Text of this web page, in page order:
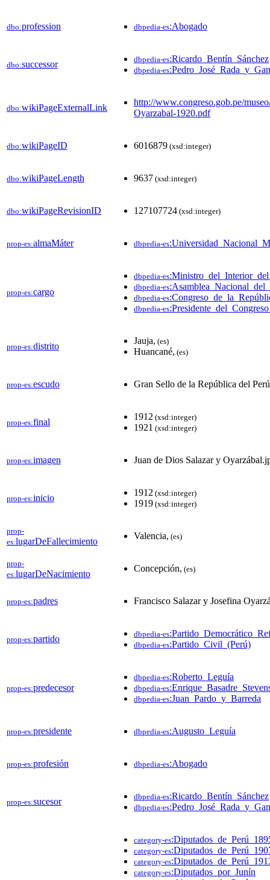
dbo:profession dbpedia-es:Abogado
dbo:successor dbpedia-es:Ricardo_Bentín_Sánchez
dbpedia-es
dbo:wikiPageExternalLink
http://www.congreso.gob.pe/
Oyarzabal-1920.pdf
dbo:wikiPageID 6016879 (xsd:integer)
dbo:wikiPageLength 9637 (xsd:integer)
dbo:wikiPageRevisionID 127107724 (xsd:integer)
prop-es:almaMáter dbpedia-es
prop-es:cargo
dbpedia-es
dbpedia-es
dbpedia-es
dbpedia-es
prop-es:distrito
Jauja, (es)
Huancané, (es)
prop-es:escudo Gran Sello de la República del
prop-es:final
1912 (xsd:integer)
1921 (xsd:integer)
prop-es:imagen Juan de Dios Salazar y
prop-es:inicio
1912 (xsd:integer)
1919 (xsd:integer)
prop-
es:lugarDeFallecimiento
Valencia, (es)
prop-
es:lugarDeNacimiento
Concepción, (es)
prop-es:padres Francisco Salazar y Josefina
prop-es:partido dbpedia-es
dbpedia-es:Partido_Civil_(Perú)
prop-es:predecesor
dbpedia-es:Roberto_Leguía
dbpedia-es
dbpedia-es:Juan_Pardo_y_Barreda
prop-es:presidente dbpedia-es:Augusto_Leguía
prop-es:profesión dbpedia-es:Abogado
prop-es:sucesor dbpedia-es:Ricardo_Bentín_Sánchez
dbpedia-es
category-es
category-es
category-es
category-es:Diputados_por_Junín